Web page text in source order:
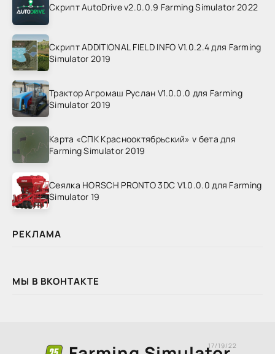
Скрипт AutoDrive v2.0.0.9 Farming Simulator 2022
Скрипт ADDITIONAL FIELD INFO V1.0.2.4 для Farming
Simulator 2019
Трактор Агромаш Руслан V1.0.0.0 для Farming
Simulator 2019
Карта «СПК Краснооктябрьский» v бета для
Farming Simulator 2019
Сеялка HORSCH PRONTO 3DC V1.0.0.0 для Farming
Simulator 19
РЕКЛАМА
МЫ В ВКОНТАКТЕ
17/19/22